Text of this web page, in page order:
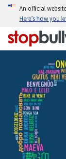
Skip
content
An official
Here’s how you